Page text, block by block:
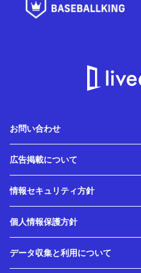
お問い合わせ
広告掲載について
情報セキュリティ方針
個人情報保護方針
データ収集と利用について